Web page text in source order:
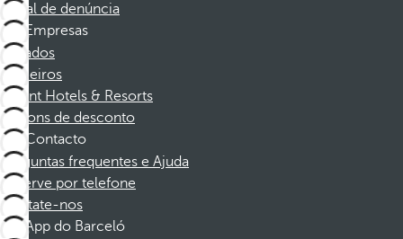
Canal de denúncia
Empresas
Afiliados
Parceiros
Dorint Hotels & Resorts
Cupons de desconto
Contacto
Perguntas frequentes e Ajuda
Reserve por telefone
Contate-nos
App do Barceló